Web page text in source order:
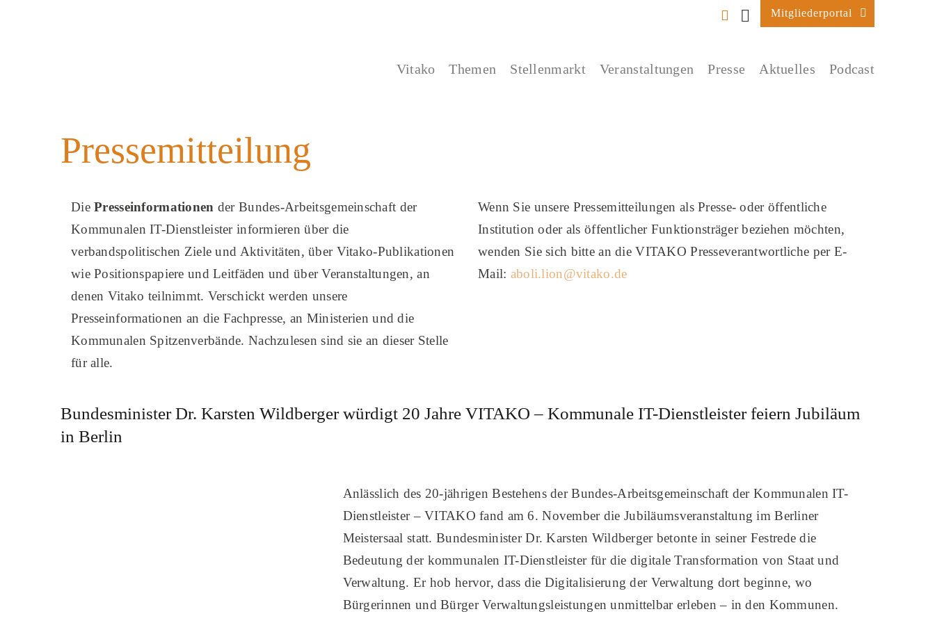
Mitgliederportal
Vitako Themen Stellenmarkt Veranstaltungen Presse Aktuelles Podcast
Pressemitteilung
DiePresseinformationen der Bundes-Arbeitsgemeinschaft der
Kommunalen IT-Dienstleister informieren über die
verbandspolitischen Ziele und Aktivitäten, über Vitako-Publikationen
wie Positionspapiere und Leitfäden und über Veranstaltungen, an
denen Vitako teilnimmt. Verschickt werden unsere
Presseinformationen an die Fachpresse, an Ministerien und die
Kommunalen Spitzenverbände. Nachzulesen sind sie an dieser Stelle
für alle.
​Wenn Sie unsere Pressemitteilungen als Presse- oder öffentliche
Institution oder als öffentlicher Funktionsträger beziehen möchten,
wenden Sie sich bitte an die VITAKO Presseverantwortliche per E-
Mail: aboli.lion@vitako.de
Bundesminister Dr. Karsten Wildberger würdigt 20 Jahre VITAKO – Kommunale IT-Dienstleister feiern Jubiläum
in Berlin
Anlässlich des 20-jährigen Bestehens der Bundes-Arbeitsgemeinschaft der Kommunalen IT-
Dienstleister – VITAKO fand am 6. November die Jubiläumsveranstaltung im Berliner
Meistersaal statt. Bundesminister Dr. Karsten Wildberger betonte in seiner Festrede die
Bedeutung der kommunalen IT-Dienstleister für die digitale Transformation von Staat und
Verwaltung. Er hob hervor, dass die Digitalisierung der Verwaltung dort beginne, wo
Bürgerinnen und Bürger Verwaltungsleistungen unmittelbar erleben – in den Kommunen.